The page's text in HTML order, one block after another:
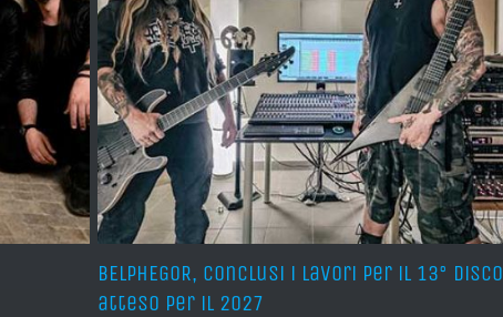
BELPHEGOR, conclusi i lavori per il 13° disco
atteso per il 2027